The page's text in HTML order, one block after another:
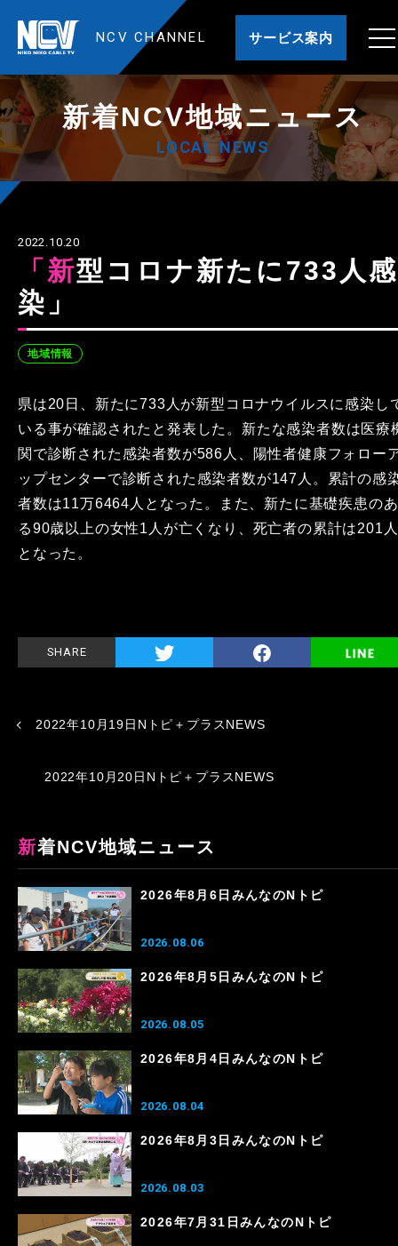
NCV CHANNEL サービス案内
新着NCV地域ニュース
LOCAL NEWS
2022.10.20
「新型コロナ新たに733人感
染」
地域情報
県は20日、新たに733人が新型コロナウイルスに感染し
いる事が確認されたと発表した。新たな感染者数は医療
関で診断された感染者数が586人、陽性者健康フォロー
ップセンターで診断された感染者数が147人。累計の感
者数は11万6464人となった。また、新たに基礎疾患のあ
る90歳以上の女性1人が亡くなり、死亡者の累計は201人
となった。
SHARE
2022年10月19日Nトピ＋プラスNEWS
2022年10月20日Nトピ＋プラスNEWS
新着NCV地域ニュース
2026年8月6日みんなのNトピ
2026.08.06
2026年8月5日みんなのNトピ
2026.08.05
2026年8月4日みんなのNトピ
2026.08.04
2026年8月3日みんなのNトピ
2026.08.03
2026年7月31日みんなのNトピ